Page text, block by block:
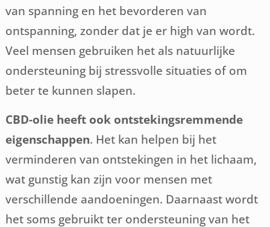
van spanning en het bevorderen van
ontspanning, zonder dat je er high van wordt.
Veel mensen gebruiken het als natuurlijke
ondersteuning bij stressvolle situaties of om
beter te kunnen slapen.
CBD-olie heeft ook ontstekingsremmende
eigenschappen. Het kan helpen bij het
verminderen van ontstekingen in het lichaam,
wat gunstig kan zijn voor mensen met
verschillende aandoeningen. Daarnaast wordt
het soms gebruikt ter ondersteuning van het